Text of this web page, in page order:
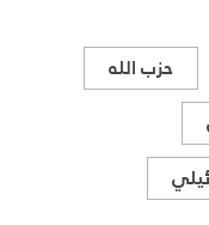
حزب الله